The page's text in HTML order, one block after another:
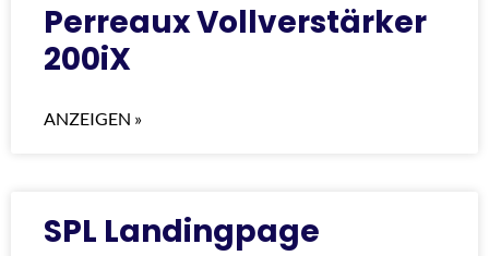
Perreaux Vollverstärker
200iX
ANZEIGEN »
SPL Landingpage